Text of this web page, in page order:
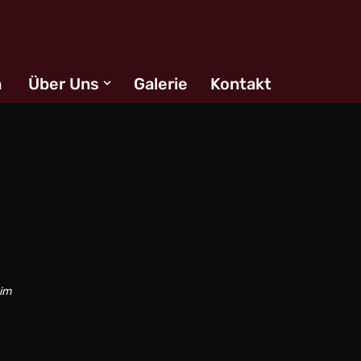
Über Uns Galerie Kontakt